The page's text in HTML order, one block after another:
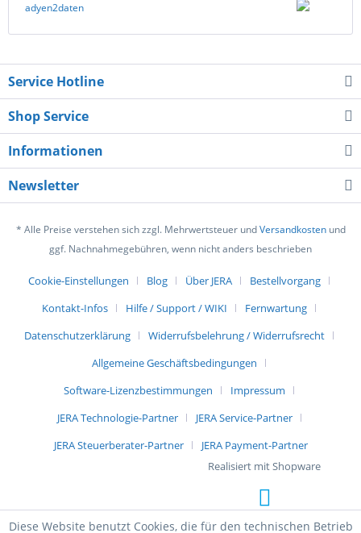
adyen2daten
Service Hotline
Shop Service
Informationen
Newsletter
* Alle Preise verstehen sich zzgl. Mehrwertsteuer undVersandkostenund
ggf. Nachnahmegebühren, wenn nicht anders beschrieben
Cookie-Einstellungen Blog Über JERA
Bestellvorgang
Kontakt-Infos
Hilfe / Support / WIKI
Fernwartung
Datenschutzerklärung
Widerrufsbelehrung / Widerrufsrecht
Allgemeine Geschäftsbedingungen
Software-Lizenzbestimmungen
Impressum
JERA Technologie-Partner
JERA Service-Partner
JERA Steuerberater-Partner
JERA Payment-Partner
Realisiert mit Shopware
Diese Website benutzt Cookies, die für den technischen Betrieb